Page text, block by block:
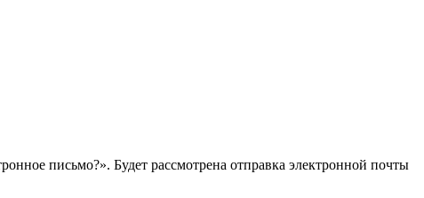
письмо?». Будет рассмотрена отправка электронной почты